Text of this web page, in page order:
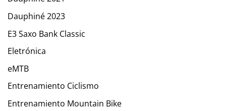
Dauphiné 2023
E3 Saxo Bank Classic
Eletrónica
eMTB
Entrenamiento Ciclismo
Entrenamiento Mountain Bike